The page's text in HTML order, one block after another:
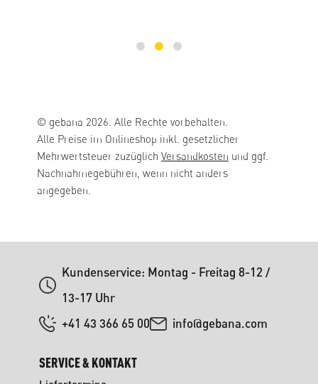
© gebana 2026. Alle Rechte vorbehalten.
Alle Preise im Onlineshop inkl. gesetzlicher
Mehrwertsteuer zuzüglich Versandkosten und ggf.
Nachnahmegebühren, wenn nicht anders
angegeben.
Kundenservice: Montag - Freitag 8-12 /
13-17 Uhr
+41 43 366 65 00
info@gebana.com
SERVICE & KONTAKT